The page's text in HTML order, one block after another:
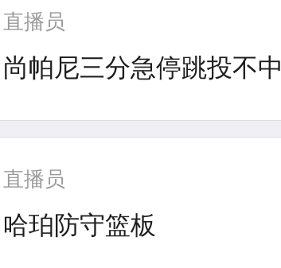
直播员
尚帕尼三分急停跳投不中
直播员
哈珀防守篮板